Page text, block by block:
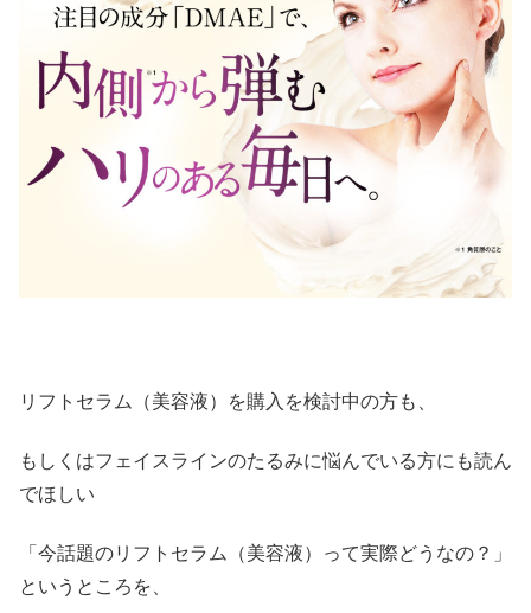
リフトセラム（美容液）を購入を検討中の方も、
もしくはフェイスラインのたるみに悩んでいる方にも読ん
でほしい
「今話題のリフトセラム（美容液）って実際どうなの？」
というところを、